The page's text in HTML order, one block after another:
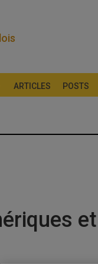
ARTICLES POSTS